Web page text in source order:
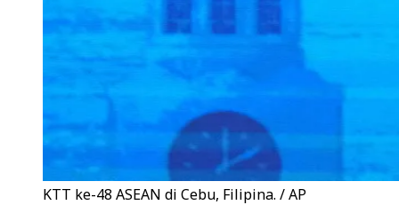
KTT ke-48 ASEAN di Cebu, Filipina. / AP